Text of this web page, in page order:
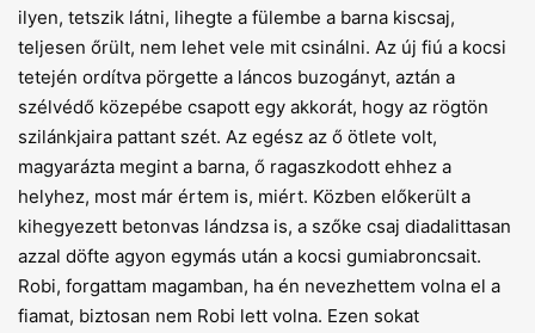
ilyen, tetszik látni, lihegte a fülembe a barna kiscsaj,
teljesen őrült, nem lehet vele mit csinálni. Az új fiú a kocsi
tetején ordítva pörgette a láncos buzogányt, aztán a
szélvédő közepébe csapott egy akkorát, hogy az rögtön
szilánkjaira pattant szét. Az egész az ő ötlete volt,
magyarázta megint a barna, ő ragaszkodott ehhez a
helyhez, most már értem is, miért. Közben előkerült a
kihegyezett betonvas lándzsa is, a szőke csaj diadalittasan
azzal döfte agyon egymás után a kocsi gumiabroncsait.
Robi, forgattam magamban, ha én nevezhettem volna el a
fiamat, biztosan nem Robi lett volna. Ezen sokat